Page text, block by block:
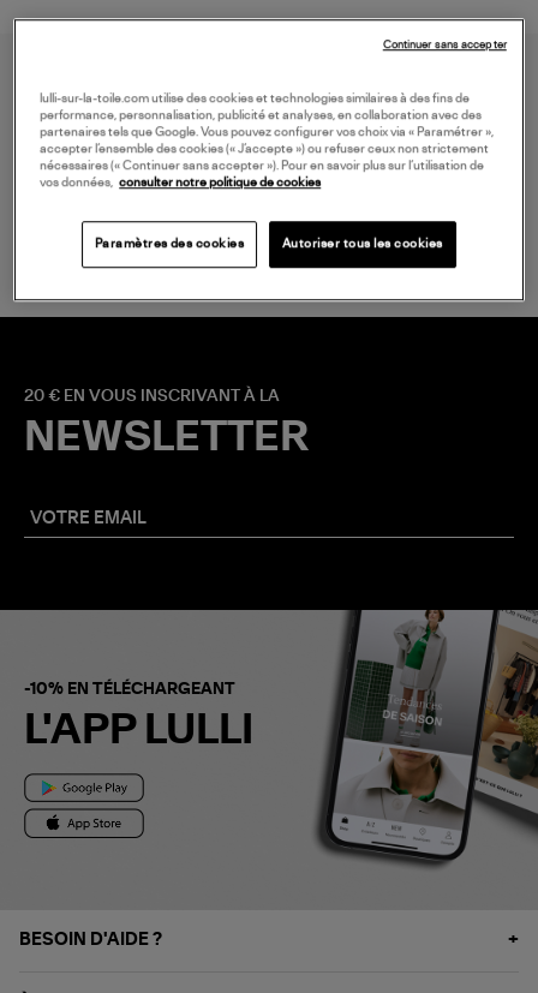
à partir de 150 € d'achat*
20 € EN VOUS INSCRIVANT À LA
NEWSLETTER
-10% EN TÉLÉCHARGEANT
L'APP LULLI
BESOIN D'AIDE ?
lulli-sur-la-toile.com utilise des cookies et technologies similaires à des fins de
performance, personnalisation, publicité et analyses, en collaboration avec des
partenaires tels que Google. Vous pouvez configurer vos choix via « Paramétrer »,
accepter l’ensemble des cookies (« J’accepte ») ou refuser ceux non strictement
nécessaires (« Continuer sans accepter »). Pour en savoir plus sur l’utilisation de
vos données,
consulter notre politique de cookies
Paramètres des cookies Autoriser tous les cookies
Continuer sans accepter